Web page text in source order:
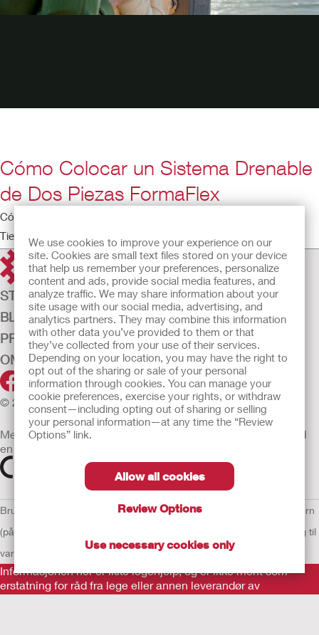
We use cookies to improve your experience on our
site. Cookies are small text files stored on your device
that help us remember your preferences, personalize
content and ads, provide social media features, and
analyze traffic. We may share information about your
site usage with our social media, advertising, and
analytics partners. They may combine this information
with other data you’ve provided to them or that
they’ve collected from your use of their services.
Depending on your location, you may have the right to
opt out of the sharing or sale of your personal
information through cookies. You can manage your
cookie preferences, exercise your rights, or withdraw
consent—including opting out of sharing or selling
your personal information—at any time the “Review
Options” link.
Allow all cookies
Review Options
Use necessary cookies only
Cómo Colocar un Sistema Drenable
de Dos Piezas FormaFlex
Cómo Colocar un Sistema Drenable de Dos Piezas FormaFlex
Tiempo de ejecución: 6:09
STOMIPLEIE
BLÆRE OG URINVEIER
PRODUKTER
OM OSS
© 2026 Hollister Incorporated
Medisinsk utstyr som selges i EU er etter behov merket med
en av følgende symboler
Bruksvilkår Retningslinjer for personvernRetningslinjer for personvern
(på engelsk)
EU Varsling til
varslere
Informasjonen her er ikke legehjelp, og er ikke ment som
erstatning for råd fra lege eller annen leverandør av
helsetjenester. Denne informasjonen skal ikke brukes som